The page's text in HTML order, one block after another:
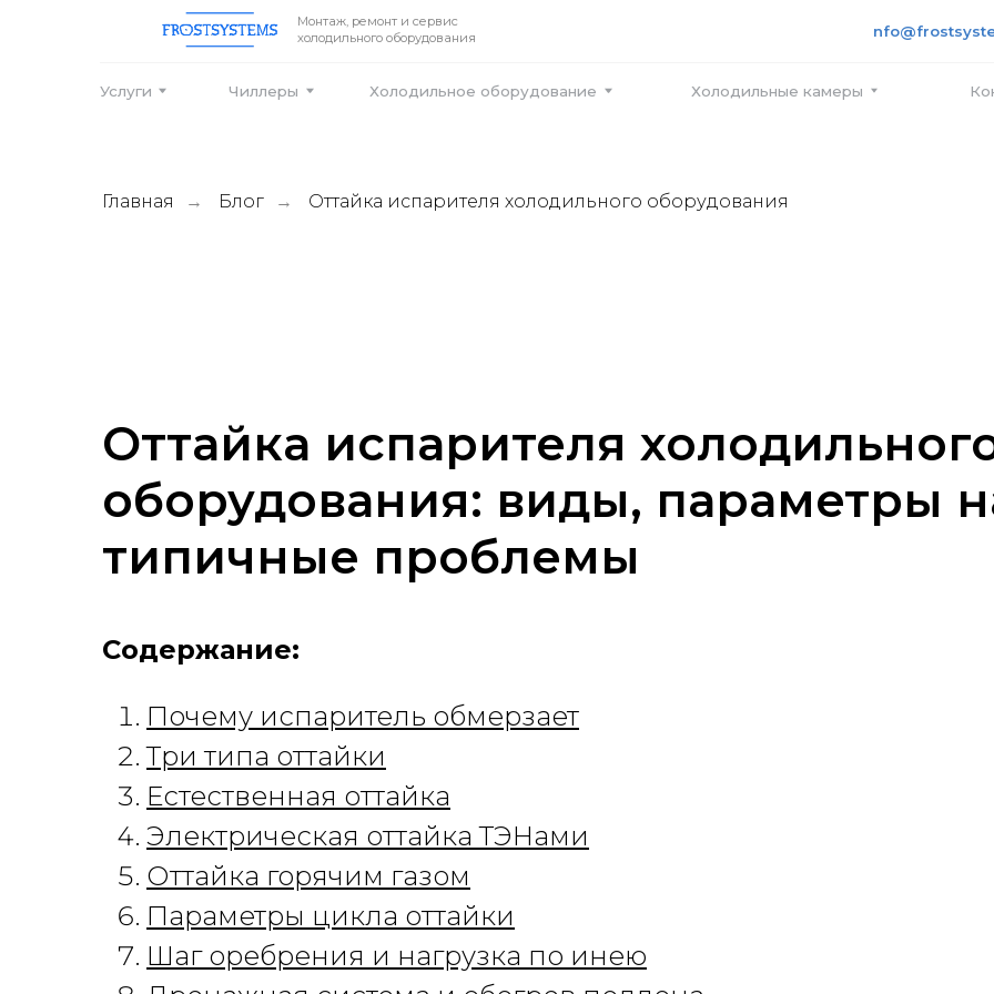
+7
info@frostsystems.ru
Монтаж, ремонт и сервис
холодильного оборудования
ПН-ПТ с
Главная → Блог → Оттайка испарителя холодильного оборудования
Оттайка испарителя
оборудования: виды, параметры
типичные проблемы
Содержание:
Почему испаритель обмерзает
Три типа оттайки
Естественная оттайка
Электрическая оттайка ТЭНами
Оттайка горячим газом
Параметры цикла оттайки
Шаг оребрения и нагрузка по инею